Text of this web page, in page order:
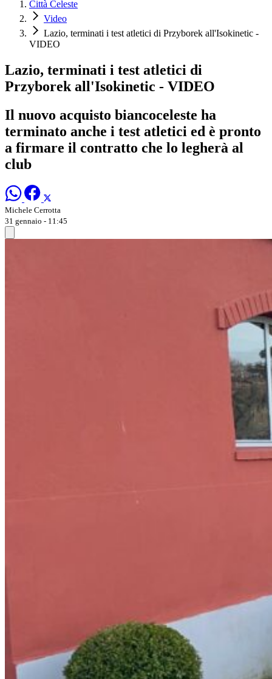
Città Celeste
Video
Lazio, terminati i test atletici di Przyborek all'Isokinetic -
VIDEO
Lazio, terminati i test atletici di
Przyborek all'Isokinetic - VIDEO
Il nuovo acquisto biancoceleste ha
terminato anche i test atletici ed è pronto
a firmare il contratto che lo legherà al
club
Michele Cerrotta
31 gennaio - 11:45